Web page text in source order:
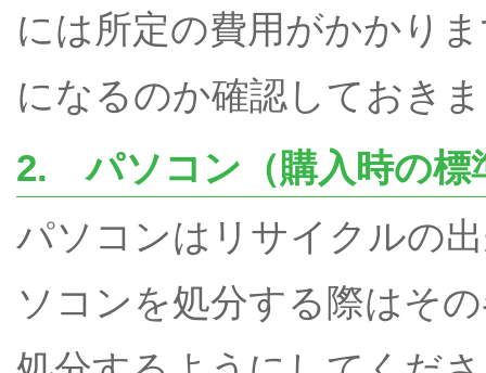
には所定の費用がかかり
になるのか確認しておき
2. パソコン（購入時の標
パソコンはリサイクルの
ソコンを処分する際はそ